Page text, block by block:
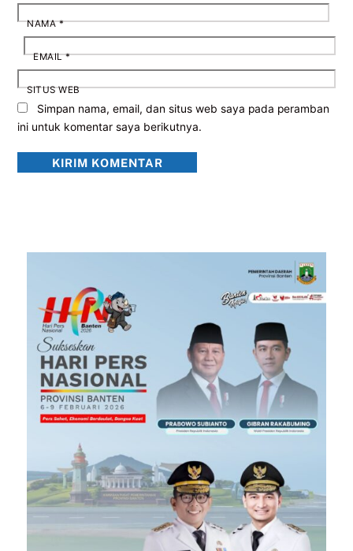
NAMA*
EMAIL*
SITUS WEB
Simpan nama, email, dan situs web saya pada peramban
ini untuk komentar saya berikutnya.